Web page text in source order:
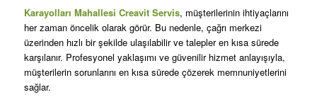
Karayolları Mahallesi Creavit Servis, müşterilerinin ihtiyaçlarını
her zaman öncelik olarak görür. Bu nedenle, çağrı merkezi
üzerinden hızlı bir şekilde ulaşılabilir ve talepler en kısa sürede
karşılanır. Profesyonel yaklaşımı ve güvenilir hizmet anlayışıyla,
müşterilerin sorunlarını en kısa sürede çözerek memnuniyetlerini
sağlar.